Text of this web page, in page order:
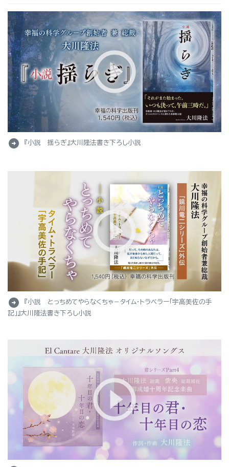
arrow_circle_right 『小説 揺らぎ』大川隆法書き下ろし小説
arrow_circle_right
『小説 とっちめてやらなくちゃ－タイム・トラベラー「宇高美佐の手
記」』大川隆法書き下ろし小説